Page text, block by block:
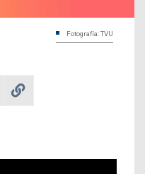
Fotografía: TVU